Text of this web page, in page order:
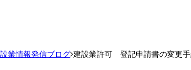
業情報発信ブログ 建設業許可 登記申請書の変更